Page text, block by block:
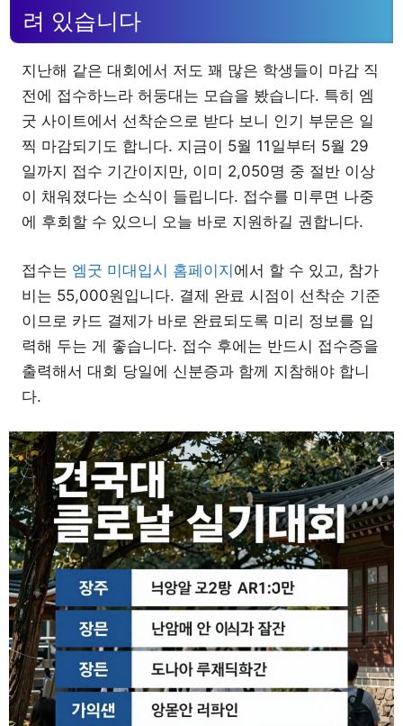
려 있습니다
지난해 같은 대회에서 저도 꽤 많은 학생들이 마감 직
전에 접수하느라 허둥대는 모습을 봤습니다. 특히 엠
굿 사이트에서 선착순으로 받다 보니 인기 부문은 일
찍 마감되기도 합니다. 지금이 5월 11일부터 5월 29
일까지 접수 기간이지만, 이미 2,050명 중 절반 이상
이 채워졌다는 소식이 들립니다. 접수를 미루면 나중
에 후회할 수 있으니 오늘 바로 지원하길 권합니다.
접수는 엠굿 미대입시 홈페이지에서 할 수 있고, 참가
비는 55,000원입니다. 결제 완료 시점이 선착순 기준
이므로 카드 결제가 바로 완료되도록 미리 정보를 입
력해 두는 게 좋습니다. 접수 후에는 반드시 접수증을
출력해서 대회 당일에 신분증과 함께 지참해야 합니
다.